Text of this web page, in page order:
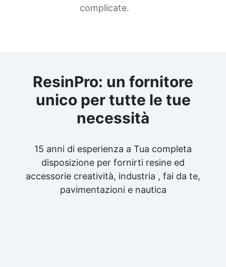
complicate.
ResinPro: un fornitore
unico per tutte le tue
necessità
15 anni di esperienza a Tua completa
disposizione per fornirti resine ed
accessorie creatività, industria , fai da te,
pavimentazioni e nautica